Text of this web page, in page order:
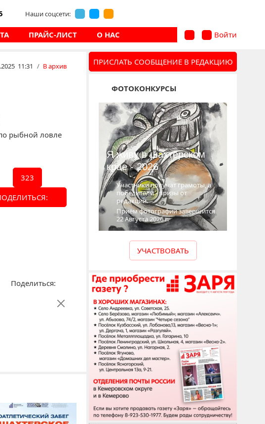
Наши соцсети:
ПРАЙС-ЛИСТ О НАС Войти
11:31 / В архив
рыбной ловле
323
Поделиться:
ПРИСЛАТЬ СООБЩЕНИЕ В РЕДАКЦИЮ
ФОТОКОНКУРСЫ
Я живу в шахтёрском
крае - 2026
Участники получат грамоты, а
победители - призы от
редакции.
Приём фотографий завершится
22 Августа 2026 г.
УЧАСТВОВАТЬ